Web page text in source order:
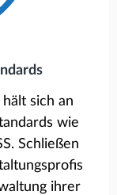
sich an
wie
Schließen
ihrer